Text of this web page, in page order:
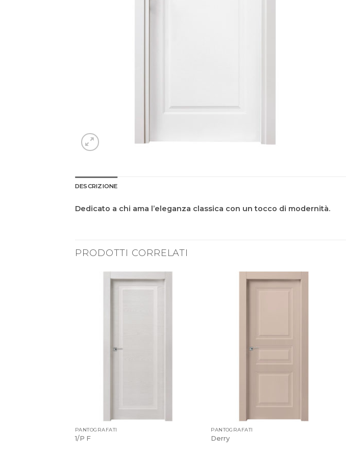
DESCRIZIONE
Dedicato a chi ama l’eleganza classica con un tocco di modernità.
PRODOTTI CORRELATI
PANTOGRAFATI
1/P F
PANTOGRAFATI
Derry